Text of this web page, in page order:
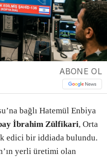
ABONE OL
bağlı Hatemül Enbiya
İbrahim Zülfikari, Orta
edici bir iddiada bulundu.
yerli üretimi olan